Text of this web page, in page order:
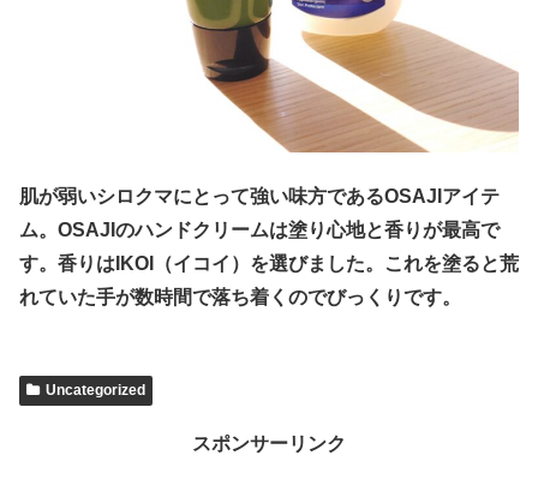
肌が弱いシロクマにとって強い味方であるOSAJIアイテ
ム。OSAJIのハンドクリームは塗り心地と香りが最高で
す。香りはIKOI（イコイ）を選びました。これを塗ると荒
れていた手が数時間で落ち着くのでびっくりです。
Uncategorized
スポンサーリンク